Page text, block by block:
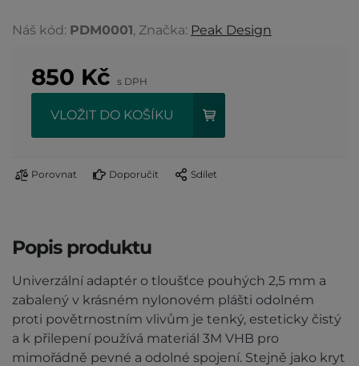
Náš kód: PDM0001, Značka: Peak Design
850 Kč s DPH
VLOŽIT DO KOŠÍKU
Porovnat Doporučit Sdílet
Popis produktu
Univerzální adaptér o tloušťce pouhých 2,5 mm a
zabalený v krásném nylonovém plášti odolném
proti povětrnostním vlivům je tenký, esteticky čistý
a k přilepení používá materiál 3M VHB pro
mimořádně pevné a odolné spojení. Stejně jako kryt